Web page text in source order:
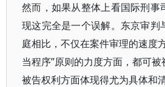
然而，如果从整体上看国际刑事
现这完全是一个误解。东京审判
庭相比，不仅在案件审理的速度
当程序”原则的力度方面，都可
被告权利方面体现得尤为具体和清